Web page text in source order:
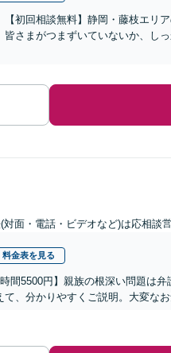
【初回相談無料】静岡・藤枝エリ
さまがつまずいていないか、し
対面・電話・ビデオなど)は応相談
料金表を見る
間5500円】親族の根深い問題は
、分かりやすくご説明。大変な